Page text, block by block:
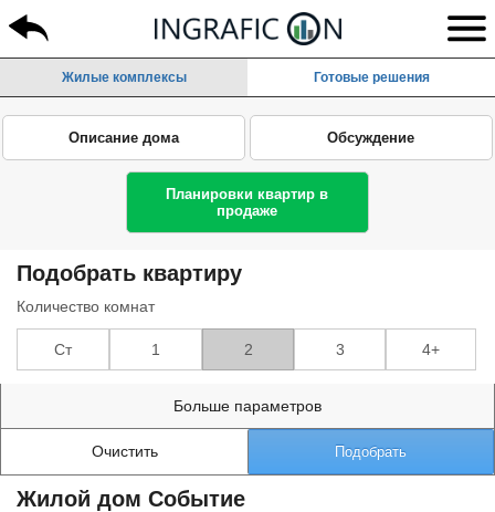
Жилые комплексы Готовые решения
Описание дома Обсуждение
Планировки квартир в
продаже
Подобрать квартиру
Количество комнат
Ст 1 2 3 4+
Больше параметров
Очистить Подобрать
Жилой дом Событие